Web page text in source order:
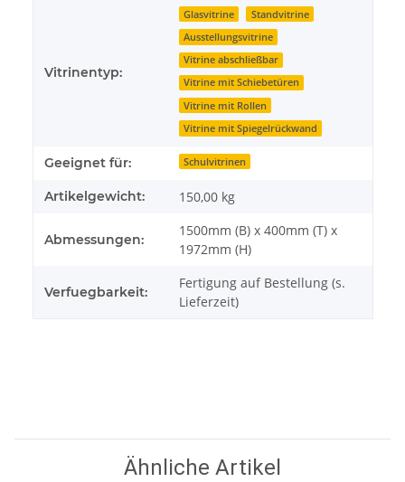
Vitrinentyp:
Glasvitrine
Standvitrine
Ausstellungsvitrine
Vitrine abschließbar
Vitrine mit Schiebetüren
Vitrine mit Rollen
Vitrine mit Spiegelrückwand
Geeignet für: Schulvitrinen
Artikelgewicht: 150,00 kg
Abmessungen:
1500mm (B) x 400mm (T) x
1972mm (H)
Verfuegbarkeit:
Fertigung auf Bestellung (s.
Lieferzeit)
Ähnliche Artikel